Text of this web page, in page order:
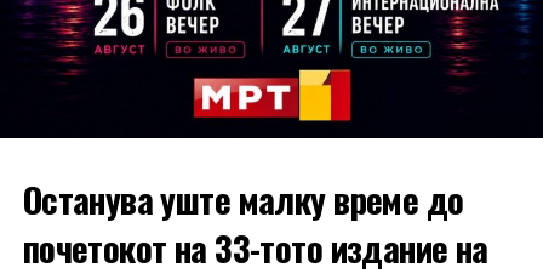
Останува уште малку време до
почетокот на 33-тото издание на